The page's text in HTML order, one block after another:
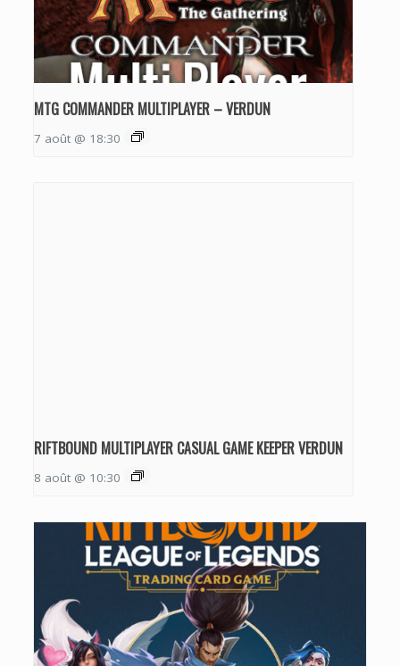
MTG COMMANDER MULTIPLAYER – VERDUN
7 août @ 18:30
RIFTBOUND MULTIPLAYER CASUAL GAME KEEPER VERDUN
8 août @ 10:30